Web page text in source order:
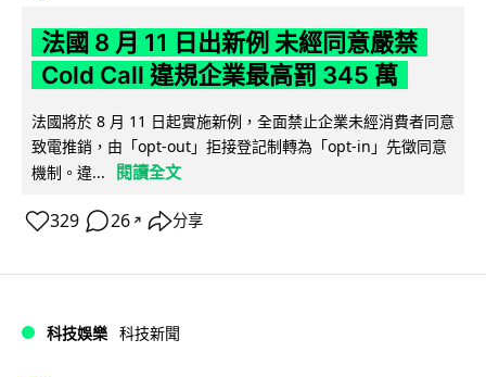
法國 8 月 11 日出新例 未經同意嚴禁
Cold Call 違規企業最高罰 345 萬
法國將於 8 月 11 日起實施新例，全面禁止企業未經消費者同意
致電推銷，由「opt-out」拒接登記制轉為「opt-in」先徵同意
機制。違...
閱讀全文
329 26 ↗ 分享
科技娛樂 科技新聞